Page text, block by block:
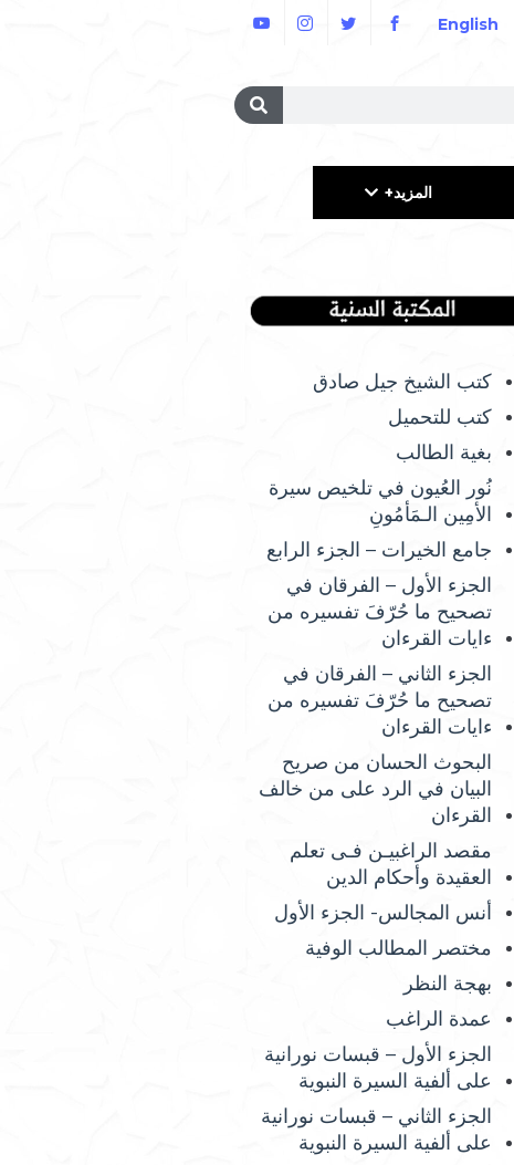
English
المزيد+
كتب الشيخ جيل صادق
كتب للتحميل
بغية الطالب
نُور العُيون في تلخيص سيرة
الأمِين الـمَأمُونِ
جامع الخيرات – الجزء الرابع
الجزء الأول – الفرقان في
تصحيح ما حُرّفَ تفسيره من
ءايات القرءان
الجزء الثاني – الفرقان في
تصحيح ما حُرّفَ تفسيره من
ءايات القرءان
البحوث الحسان من صريح
البيان في الرد على من خالف
القرءان
مقصد الراغبيـن فـى تعلم
العقيدة وأحكام الدين
أنس المجالس- الجزء الأول
مختصر المطالب الوفية
بهجة النظر
عمدة الراغب
الجزء الأول – قبسات نورانية
على ألفية السيرة النبوية
الجزء الثاني – قبسات نورانية
على ألفية السيرة النبوية